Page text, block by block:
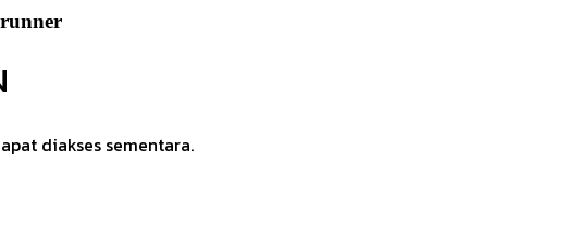
diakses sementara.